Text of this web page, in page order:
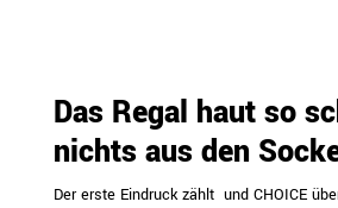
Das Regal haut so
nichts aus den
Der erste Eindruck zählt  und CHOICE